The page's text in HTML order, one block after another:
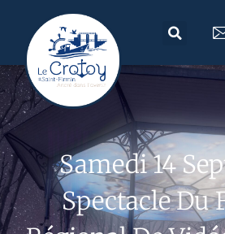
Samedi 14
Spectacle Du